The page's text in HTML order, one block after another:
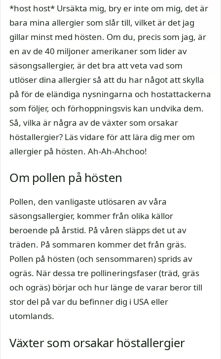
*host host* Ursäkta mig, bry er inte om mig, det är
bara mina allergier som slår till, vilket är det jag
gillar minst med hösten. Om du, precis som jag, är
en av de 40 miljoner amerikaner som lider av
säsongsallergier, är det bra att veta vad som
utlöser dina allergier så att du har något att skylla
på för de eländiga nysningarna och hostattackerna
som följer, och förhoppningsvis kan undvika dem.
Så, vilka är några av de växter som orsakar
höstallergier? Läs vidare för att lära dig mer om
allergier på hösten. Ah-Ah-Ahchoo!
Om pollen på hösten
Pollen, den vanligaste utlösaren av våra
säsongsallergier, kommer från olika källor
beroende på årstid. På våren släpps det ut av
träden. På sommaren kommer det från gräs.
Pollen på hösten (och sensommaren) sprids av
ogräs. När dessa tre pollineringsfaser (träd, gräs
och ogräs) börjar och hur länge de varar beror till
stor del på var du befinner dig i USA eller
utomlands.
Växter som orsakar höstallergier